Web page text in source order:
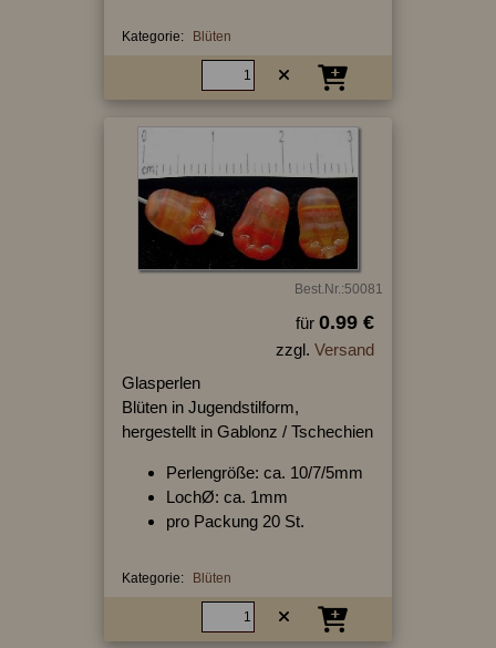
Kategorie: Blüten
Best.Nr.:50081
für 0.99 €
zzgl. Versand
Glasperlen
Blüten in Jugendstilform,
hergestellt in Gablonz / Tschechien
Perlengröße: ca. 10/7/5mm
LochØ: ca. 1mm
pro Packung 20 St.
Kategorie: Blüten